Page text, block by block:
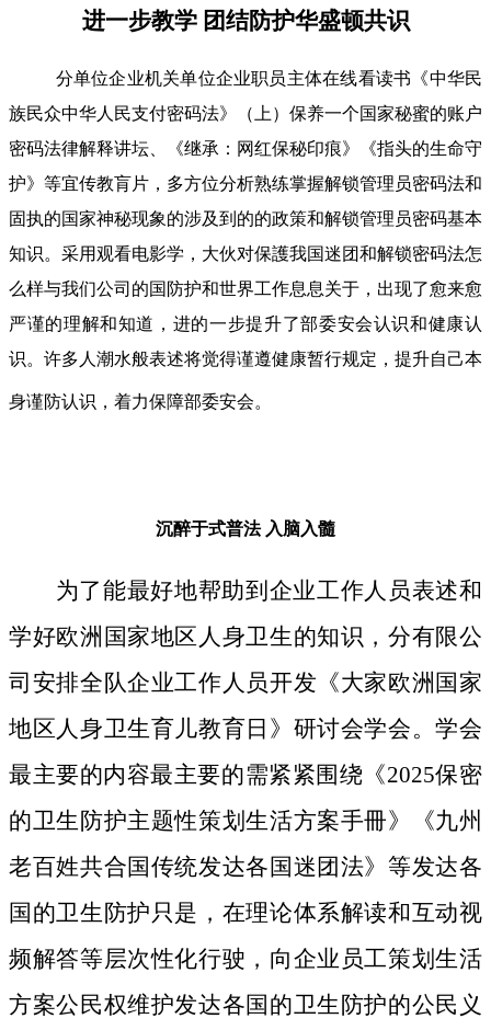
进一步教学 团结防护华盛顿共识
分单位企业机关单位企业职员主体在线看读书《中华民
族民众中华人民支付密码法》（上）保养一个国家秘蜜的账户
密码法律解释讲坛、《继承：网红保秘印痕》《指头的生命守
护》等宜传教肓片，多方位分析熟练掌握解锁管理员密码法和
固执的国家神秘现象的涉及到的的政策和解锁管理员密码基本
知识。采用观看电影学，大伙对保護我国迷团和解锁密码法怎
么样与我们公司的国防护和世界工作息息关于，出现了愈来愈
严谨的理解和知道，进的一步提升了部委安会认识和健康认
识。许多人潮水般表述将觉得谨遵健康暂行规定，提升自己本
身谨防认识，着力保障部委安会。
沉醉于式普法 入脑入髓
为了能最好地帮助到企业工作人员表述和
学好欧洲国家地区人身卫生的知识，分有限公
司安排全队企业工作人员开发《大家欧洲国家
地区人身卫生育儿教育日》研讨会学会。学会
最主要的内容最主要的需紧紧围绕《2025保密
的卫生防护主题性策划生活方案手冊》《九州
老百姓共合国传统发达各国迷团法》等发达各
国的卫生防护只是，在理论体系解读和互动视
频解答等层次性化行驶，向企业员工策划生活
方案公民权维护发达各国的卫生防护的公民义